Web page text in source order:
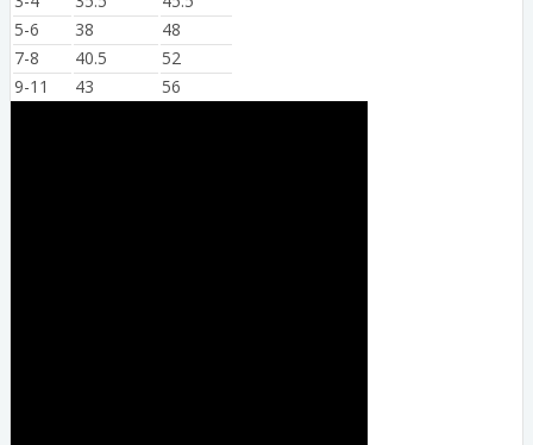
5-6
38
48
7-8
40.5
52
9-11
43 56